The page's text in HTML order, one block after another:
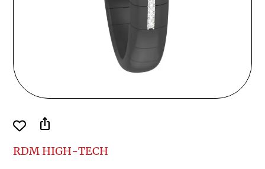
RDM HIGH-TECH
ios_share